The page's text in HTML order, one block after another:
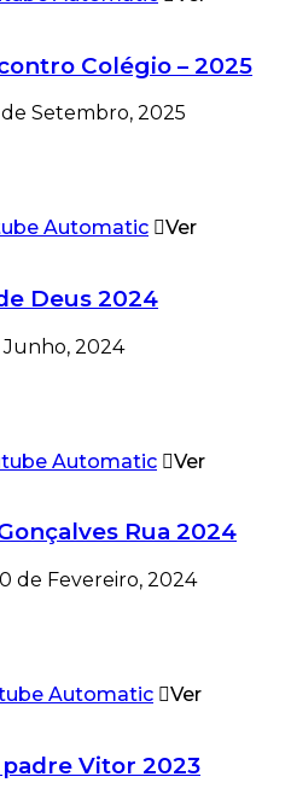
Colégio – 2025
de Setembro, 2025
Ver
Deus 2024
2024
Ver
Rua 2024
de Fevereiro, 2024
Ver
Vitor 2023